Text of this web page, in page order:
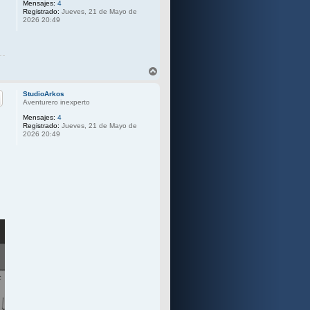
Mensajes: 4
Registrado: Jueves, 21 de Mayo de
2026 20:49
StudioArkos
Aventurero inexperto
Mensajes: 4
Registrado: Jueves, 21 de Mayo de
2026 20:49